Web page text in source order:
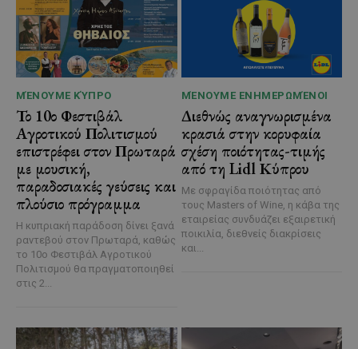
ΜΈΝΟΥΜΕ ΚΎΠΡΟ
Το 10ο Φεστιβάλ
Αγροτικού Πολιτισμού
επιστρέφει στον Πρωταρά
με μουσική,
παραδοσιακές γεύσεις και
πλούσιο πρόγραμμα
Η κυπριακή παράδοση δίνει ξανά
ραντεβού στον Πρωταρά, καθώς
το 10ο Φεστιβάλ Αγροτικού
Πολιτισμού θα πραγματοποιηθεί
στις 2...
ΜΈΝΟΥΜΕ ΕΝΗΜΕΡΩΜΈΝΟΙ
Διεθνώς αναγνωρισμένα
κρασιά στην κορυφαία
σχέση ποιότητας-τιμής
από τη Lidl Κύπρου
Με σφραγίδα ποιότητας από
τους Masters of Wine, η κάβα της
εταιρείας συνδυάζει εξαιρετική
ποικιλία, διεθνείς διακρίσεις
και...